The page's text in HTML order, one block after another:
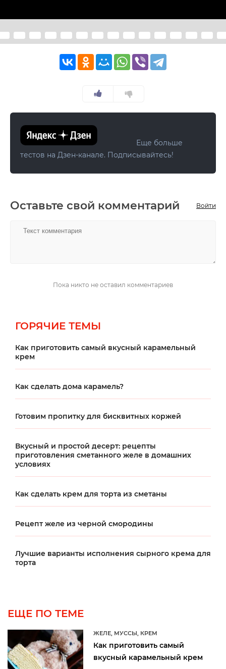
Еще больше
тестов на Дзен-канале. Подписывайтесь!
Оставьте свой комментарий Войти
Пока никто не оставил комментариев
ГОРЯЧИЕ ТЕМЫ
Как приготовить самый вкусный карамельный
крем
Как сделать дома карамель?
Готовим пропитку для бисквитных коржей
Вкусный и простой десерт: рецепты
приготовления сметанного желе в домашних
условиях
Как сделать крем для торта из сметаны
Рецепт желе из черной смородины
Лучшие варианты исполнения сырного крема для
торта
ЕЩЕ ПО ТЕМЕ
ЖЕЛЕ, МУССЫ, КРЕМ
Как приготовить самый
вкусный карамельный крем